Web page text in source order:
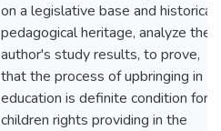
on a legislative base and historical
pedagogical heritage, analyze the
author's study results, to prove,
that the process of upbringing in
education is definite condition for
children rights providing in the